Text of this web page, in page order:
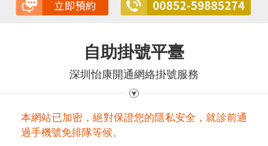
自助掛號平臺
深圳怡康開通網絡掛號服務
本網站已加密，絕對保證您的隱私安全，就診前通
過手機號免排隊等候。